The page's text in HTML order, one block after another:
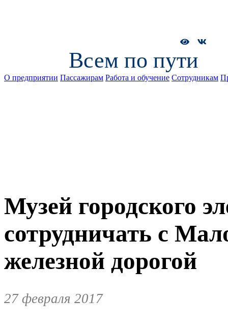
Всем по пути
О предприятии Пассажирам Работа и обучение Сотрудникам
Музей городского
сотрудничать с
железной дорогой
27 февраля 2017